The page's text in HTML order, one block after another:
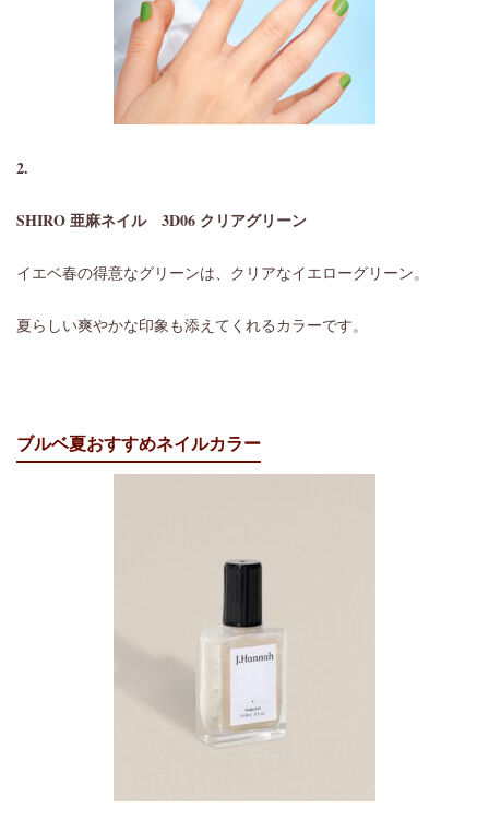
2.
SHIRO 亜麻ネイル 3D06 クリアグリーン
イエベ春の得意なグリーンは、クリアなイエローグリーン。
夏らしい爽やかな印象も添えてくれるカラーです。
ブルベ夏おすすめネイルカラー